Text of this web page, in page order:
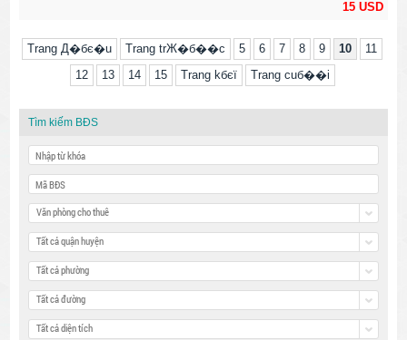
15 USD
Trang Д�бє�u Trang trЖ�б��c 5 6 7 8 9 10
11
12
13 14 15 Trang kбєї Trang cuб��i
Tìm kiếm BĐS
Văn phòng cho thuê
Tất cả quận huyện
Tất cả phường
Tất cả đường
Tất cả diện tích